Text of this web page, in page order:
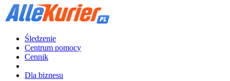
Śledzenie
Centrum pomocy
Cennik
Dla biznesu